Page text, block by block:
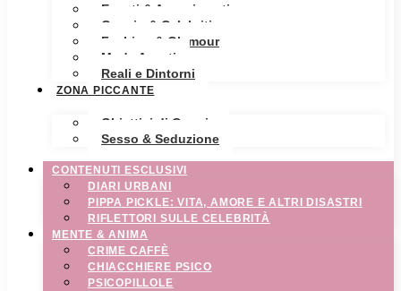
Eventi & Avvenimenti
Gossip & Celebrities
Fashion & Glamour
Moda Avanti
Reali e Dintorni
ZONA PICCANTE
Obiettivi di Coppia
Sesso & Seduzione
CONTENUTI ESCLUSIVI
DIARI URBANI
PIPPA PICKLE: VITA, AMORE E ALTRI DISASTRI
RIFLETTORI SULLE CELEBRITÀ
MENTE & ANIMA
CRIME CAFFÈ
CHIACCHIERE PSICO
PSICOPILLOLE